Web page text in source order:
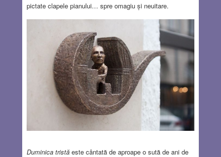
pictate clapele pianului… spre omagiu și neuitare.
Duminica tristăeste cântată de aproape o sută de ani de